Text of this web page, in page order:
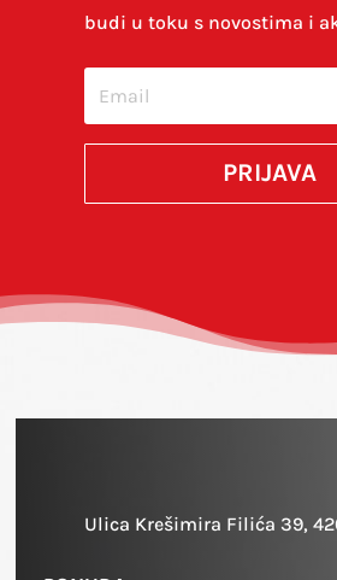
budi u toku s novostima i
PRIJAVA
Ulica Krešimira Filića 39,